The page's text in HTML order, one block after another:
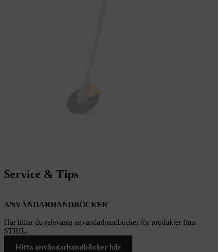
Service & Tips
ANVÄNDARHANDBÖCKER
Här hittar du relevanta användarhandböcker för produkter från
STIHL.
Hitta användarhandböcker här